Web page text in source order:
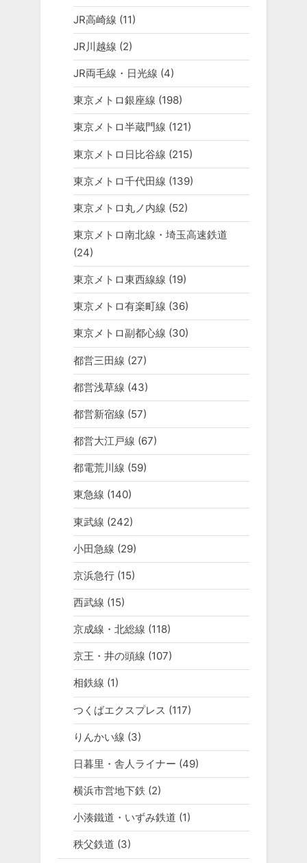
JR高崎線 (11)
JR川越線 (2)
JR両毛線・日光線 (4)
東京メトロ銀座線 (198)
東京メトロ半蔵門線 (121)
東京メトロ日比谷線 (215)
東京メトロ千代田線 (139)
東京メトロ丸ノ内線 (52)
東京メトロ南北線・埼玉高速鉄道
(24)
東京メトロ東西線線 (19)
東京メトロ有楽町線 (36)
東京メトロ副都心線 (30)
都営三田線 (27)
都営浅草線 (43)
都営新宿線 (57)
都営大江戸線 (67)
都電荒川線 (59)
東急線 (140)
東武線 (242)
小田急線 (29)
京浜急行(15)
西武線 (15)
京成線・北総線 (118)
京王・井の頭線 (107)
相鉄線 (1)
つくばエクスプレス (117)
りんかい線 (3)
日暮里・舎人ライナー (49)
横浜市営地下鉄 (2)
小湊鐵道・いずみ鉄道 (1)
秩父鉄道 (3)